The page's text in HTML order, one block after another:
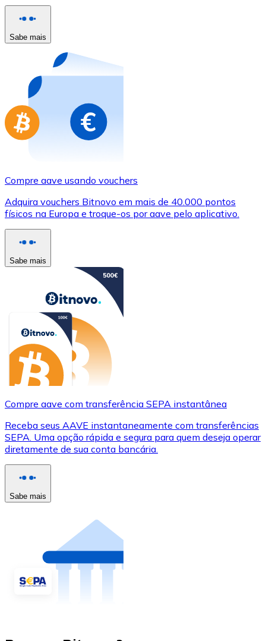
Comprar com cartão
Compre cartões-presente das suas marcas favoritas
Ir para a loja de cartões-presente
Sabe mais
Compre aave usando vouchers
Adquira vouchers Bitnovo em mais de 40.000 pontos
físicos na Europa e troque-os por aave pelo aplicativo.
Sabe mais
Compre aave com transferência SEPA instantânea
Receba seus AAVE instantaneamente com transferências
SEPA. Uma opção rápida e segura para quem deseja operar
diretamente de sua conta bancária.
Sabe mais